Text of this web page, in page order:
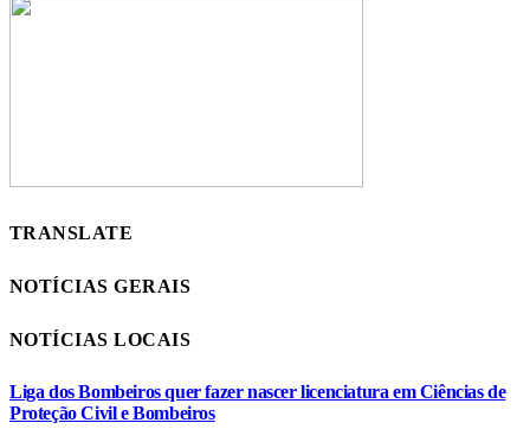
TRANSLATE
NOTÍCIAS GERAIS
NOTÍCIAS LOCAIS
Liga dos Bombeiros quer fazer nascer licenciatura em Ciências de
Proteção Civil e Bombeiros